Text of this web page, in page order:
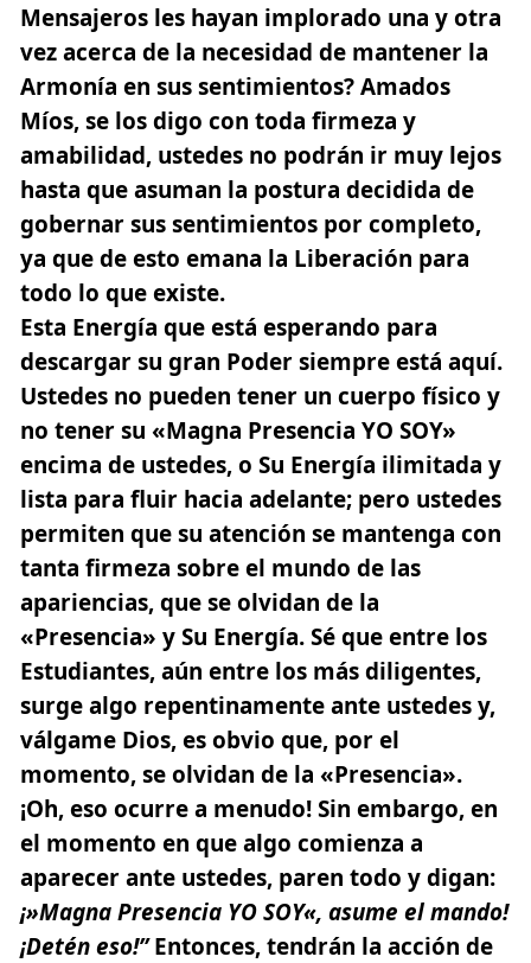
Mensajeros les hayan implorado una y otra
vez acerca de la necesidad de mantener la
Armonía en sus sentimientos? Amados
Míos, se los digo con toda firmeza y
amabilidad, ustedes no podrán ir muy lejos
hasta que asuman la postura decidida de
gobernar sus sentimientos por completo,
ya que de esto emana la Liberación para
todo lo que existe.
Esta Energía que está esperando para
descargar su gran Poder siempre está aquí.
Ustedes no pueden tener un cuerpo físico y
no tener su «Magna Presencia YO SOY»
encima de ustedes, o Su Energía ilimitada y
lista para fluir hacia adelante; pero ustedes
permiten que su atención se mantenga con
tanta firmeza sobre el mundo de las
apariencias, que se olvidan de la
«Presencia» y Su Energía. Sé que entre los
Estudiantes, aún entre los más diligentes,
surge algo repentinamente ante ustedes y,
válgame Dios, es obvio que, por el
momento, se olvidan de la «Presencia».
¡Oh, eso ocurre a menudo! Sin embargo, en
el momento en que algo comienza a
aparecer ante ustedes, paren todo y digan:
¡»Magna Presencia YO SOY«, asume el mando!
¡Detén eso!”Entonces, tendrán la acción de